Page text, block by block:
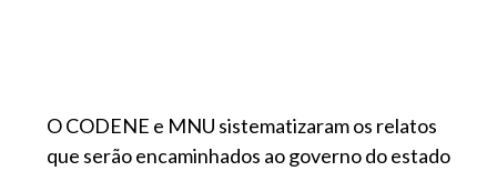
O CODENE e MNU sistematizaram os relatos
que serão encaminhados ao governo do estado